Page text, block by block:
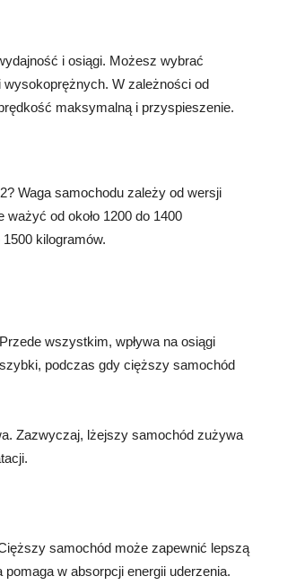
i osiągi. Możesz wybrać
W zależności od
maksymalną i przyspieszenie.
Waga samochodu zależy od wersji
od około 1200 do 1400
kilogramów.
wszystkim, wpływa na osiągi
podczas gdy cięższy samochód
Zazwyczaj, lżejszy samochód zużywa
samochód może zapewnić lepszą
w absorpcji energii uderzenia.